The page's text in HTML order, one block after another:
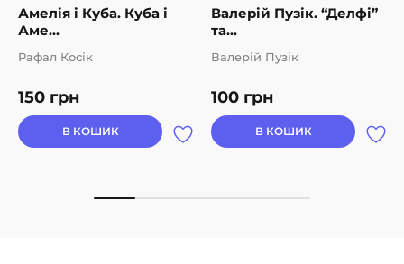
Амелія і Куба. Куба і
Аме...
150 грн
Рафал Косік
В КОШИК
Валерій Пузік. “Делфі”
та...
100 грн
Валерій Пузік
В КОШИК